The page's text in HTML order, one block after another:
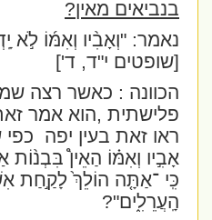
בנביאים מאין?
נאמר: "וְאָבִ֨יו וְאִמּ֜וֹ לֹ֣א
[שופטים י"ד, ד']
הכוונה : כאשר רצה
פלישתית ,הוא אמר
ראו זאת בעין יפה כפי
אָבִ֣יו וְאִמּ֗וֹ הַאֵין֩ בִּבְנ֨וֹת
כִּֽי ־אַתָּ֤ה הוֹלֵךְ֙ לָקַ֣חַת
הָֽעֲרֵלִ֑ים"?